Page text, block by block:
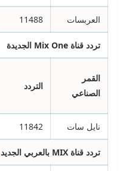
العربسات 11488
تردد قناة Mix One الجديدة
القمر
الصناعي
التردد
نايل سات 11842
تردد قناة MIX بالعربي الجديد